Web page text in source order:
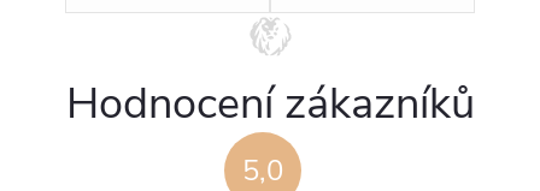
5,0
Hodnocení zákazníků